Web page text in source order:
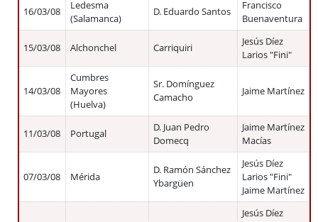
16/03/08
Ledesma
(Salamanca)
D. Eduardo Santos
Francisco
Buenaventura
15/03/08 Alchonchel Carriquiri
Jesús Díez
Larios "Fini"
14/03/08
Cumbres
Mayores
(Huelva)
Sr. Domínguez
Camacho
Jaime Martínez
11/03/08 Portugal
D. Juan Pedro
Domecq
Jaime Martínez
Macías
07/03/08 Mérida
D. Ramón Sánchez
Ybargüen
Jesús Díez
Larios "Fini"
Jaime Martínez
Jesús Díez